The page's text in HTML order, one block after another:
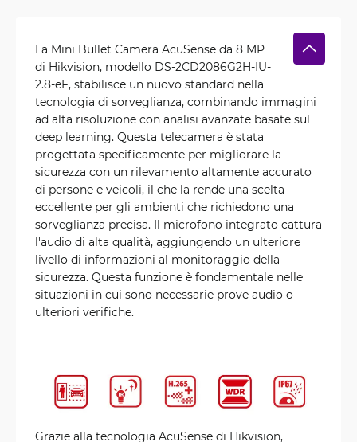
La Mini Bullet Camera AcuSense da 8 MP
di Hikvision, modello DS-2CD2086G2H-IU-
2.8-eF, stabilisce un nuovo standard nella
tecnologia di sorveglianza, combinando immagini
ad alta risoluzione con analisi avanzate basate sul
deep learning. Questa telecamera è stata
progettata specificamente per migliorare la
sicurezza con un rilevamento altamente accurato
di persone e veicoli, il che la rende una scelta
eccellente per gli ambienti che richiedono una
sorveglianza precisa. Il microfono integrato cattura
l'audio di alta qualità, aggiungendo un ulteriore
livello di informazioni al monitoraggio della
sicurezza. Questa funzione è fondamentale nelle
situazioni in cui sono necessarie prove audio o
ulteriori verifiche.
Grazie alla tecnologia AcuSense di Hikvision,